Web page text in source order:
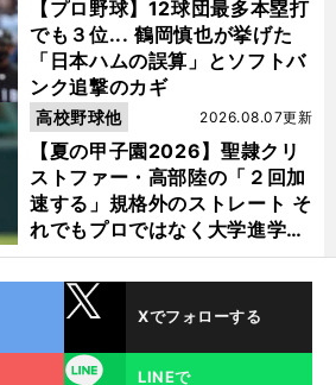
【プロ野球】12球団最多本塁打
でも３位... 鶴岡慎也が挙げた
「日本ハムの誤算」とソフトバ
ンク追撃のカギ
【夏の甲子園2026】聖隷クリ
ストファー・高部陸の「２回加
速する」規格外のストレート そ
れでもプロではなく大学進学を
選ぶ理由
2026.08.07更新
高校野球他
Xでフォローする
LINE
LINEで